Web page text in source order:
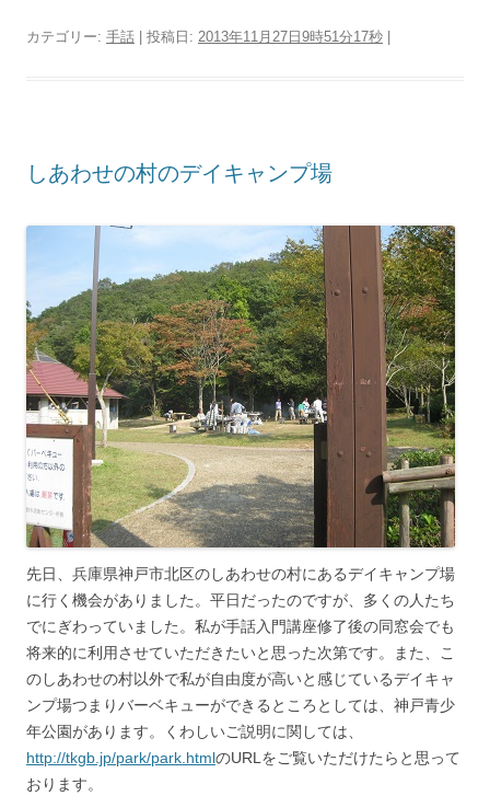
カテゴリー: 手話 | 投稿日: 2013年11月27日9時51分17秒
しあわせの村のデイキャンプ場
先日、兵庫県神戸市北区のしあわせの村にあるデイキャンプ場
に行く機会がありました。平日だったのですが、多くの人たち
でにぎわっていました。私が手話入門講座修了後の同窓会でも
将来的に利用させていただきたいと思った次第です。また、こ
のしあわせの村以外で私が自由度が高いと感じているデイキャ
ンプ場つまりバーベキューができるところとしては、神戸青少
年公園があります。くわしいご説明に関しては、
http://tkgb.jp/park/park.htmlのURLをご覧いただけたらと思って
おります。